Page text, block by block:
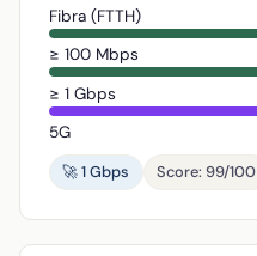
Fibra (FTTH)
≥ 100 Mbps
≥ 1 Gbps
5G
🚀 1 Gbps
Score: 99/100